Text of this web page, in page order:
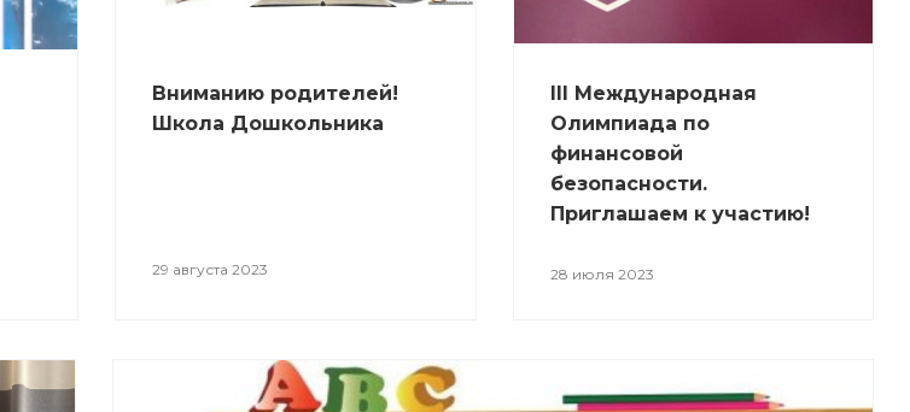
Вниманию родителей!
Школа Дошкольника
29 августа 2023
III Международная
Олимпиада по
финансовой
безопасности.
Приглашаем к участию!
28 июля 2023